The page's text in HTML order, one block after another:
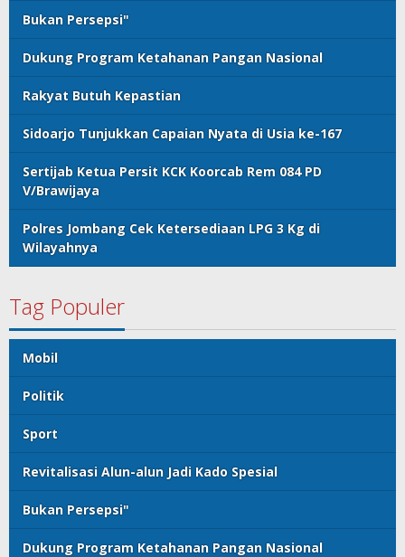
Bukan Persepsi"
Dukung Program Ketahanan Pangan Nasional
Rakyat Butuh Kepastian
Sidoarjo Tunjukkan Capaian Nyata di Usia ke-167
Sertijab Ketua Persit KCK Koorcab Rem 084 PD
V/Brawijaya
Polres Jombang Cek Ketersediaan LPG 3 Kg di
Wilayahnya
Tag Populer
Mobil
Politik
Sport
Revitalisasi Alun-alun Jadi Kado Spesial
Bukan Persepsi"
Dukung Program Ketahanan Pangan Nasional